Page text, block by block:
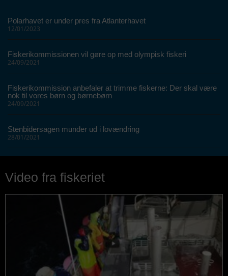
Polarhavet er under pres fra Atlanterhavet
12/01/2023
Fiskerikommissionen vil gøre op med olympisk fiskeri
24/09/2021
Fiskerikommission anbefaler at trimme fiskerne: Der skal være
nok til vores børn og børnebørn
24/09/2021
Stenbidersagen munder ud i lovændring
28/01/2021
Video fra fiskeriet